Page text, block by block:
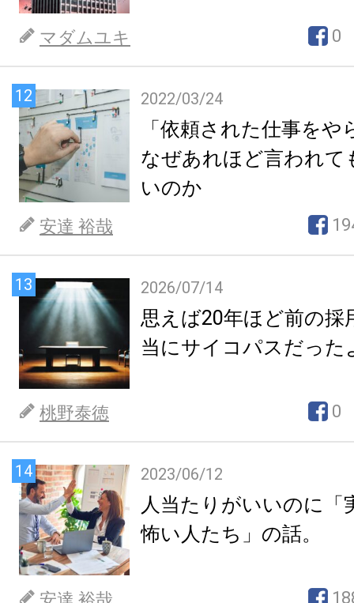
マダムユキ 0
12 2022/03/24
「依頼された仕事を
なぜあれほど言われて
いのか
安達 裕哉
13 2026/07/14
思えば20年ほど前の採
当にサイコパスだった
桃野泰徳 0
14 2023/06/12
人当たりがいいのに「
怖い人たち」の話。